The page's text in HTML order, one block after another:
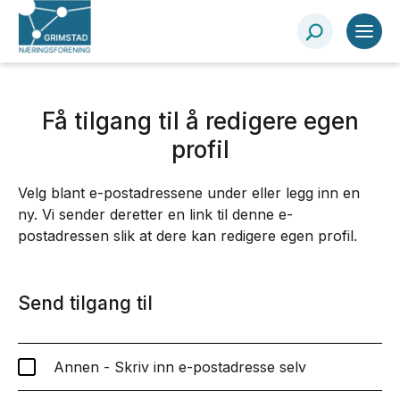
Få tilgang til å redigere egen
profil
Velg blant e-postadressene under eller legg inn en
ny. Vi sender deretter en link til denne e-
postadressen slik at dere kan redigere egen profil.
Send tilgang til
Annen - Skriv inn e-postadresse selv